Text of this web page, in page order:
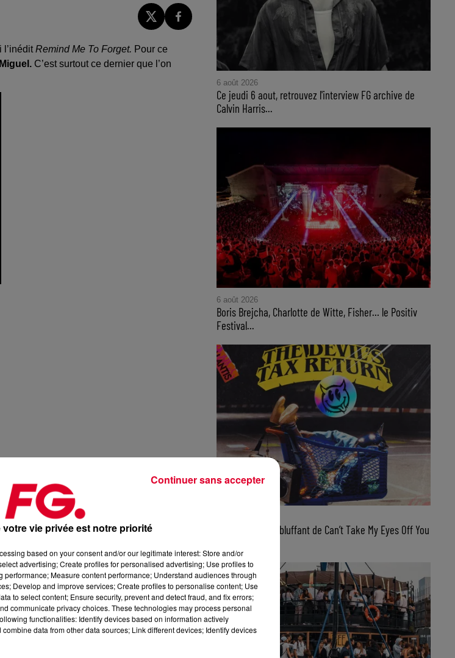
l’inéditRemind Me To Forget. Pour ce
Miguel. C’est surtout ce dernier que l’on
6 août 2026
Ce jeudi 6 aout, retrouvez l'interview FG archive de
Calvin Harris...
6 août 2026
Boris Brejcha, Charlotte de Witte, Fisher… le Positiv
Festival...
Galantis : remix bluffant de Can’t Take My Eyes Off You
votre vie privée est notre priorité
based on your consent and/or our legitimate interest: Store and/or
advertising; Create profiles for personalised advertising; Use profiles to
Measure content performance; Understand audiences through
Develop and improve services; Create profiles to personalise content; Use
to select content; Ensure security, prevent and detect fraud, and fix errors;
communicate privacy choices. These technologies may process personal
functionalities: Identify devices based on information actively
data from other data sources; Link different devices; Identify devices
Continuer sans accepter